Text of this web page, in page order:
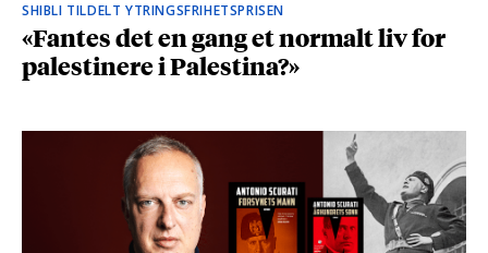
SHIBLI TILDELT YTRINGSFRIHETSPRISEN
«Fantes det en gang et normalt liv for
palestinere i Palestina?»